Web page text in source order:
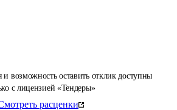
возможность оставить отклик доступны
с лицензией «Тендеры»
расценки